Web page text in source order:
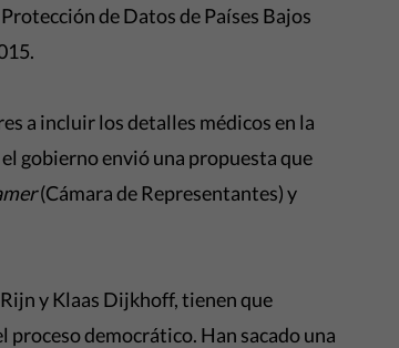
de Datos de Países Bajos
a incluir los detalles médicos en la
gobierno envió una propuesta que
(Cámara de Representantes) y
y Klaas Dijkhoff, tienen que
proceso democrático. Han sacado una